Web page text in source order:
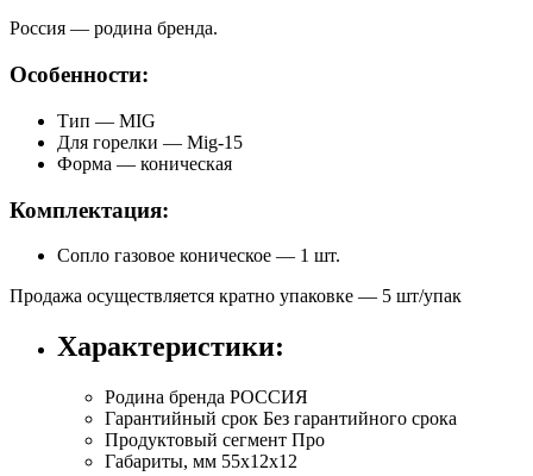
Россия — родина бренда.
Особенности:
Тип — MIG
Для горелки — Mig-15
Форма — коническая
Комплектация:
Сопло газовое коническое — 1 шт.
Продажа осуществляется кратно упаковке — 5 шт/упак
Характеристики:
Родина бренда РОССИЯ
Гарантийный срок Без гарантийного срока
Продуктовый сегмент Про
Габариты, мм 55х12х12